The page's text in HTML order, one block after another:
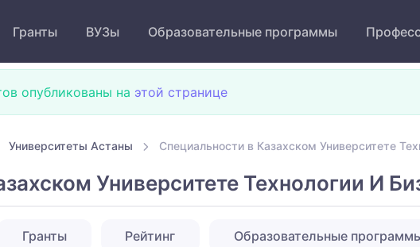
Гранты ВУЗы Образовательные программы
опубликованы на этой странице
Университеты Астаны Специальности в Казахском Университете
Университете Технологии И
Гранты Рейтинг Образовательные